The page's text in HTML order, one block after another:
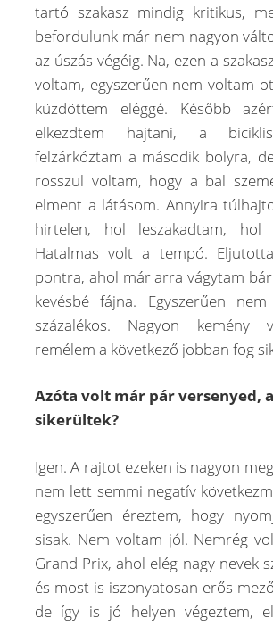
tartó szakasz mindig kritikus,
befordulunk már nem nagyon
az úszás végéig. Na, ezen a
voltam, egyszerűen nem voltam
küzdöttem eléggé. Később
elkezdtem hajtani, a
felzárkóztam a második bolyra,
rosszul voltam, hogy a bal
elment a látásom. Annyira
hirtelen, hol leszakadtam, hol
Hatalmas volt a tempó.
pontra, ahol már arra vágytam bár
kevésbé fájna. Egyszerűen
százalékos. Nagyon kemény
remélem a következő jobban fog
Azóta volt már pár versenyed,
sikerültek?
Igen. A rajtot ezeken is nagyon
nem lett semmi negatív
egyszerűen éreztem, hogy
sisak. Nem voltam jól. Nemrég
Grand Prix, ahol elég nagy nevek
és most is iszonyatosan erős
de így is jó helyen végeztem,